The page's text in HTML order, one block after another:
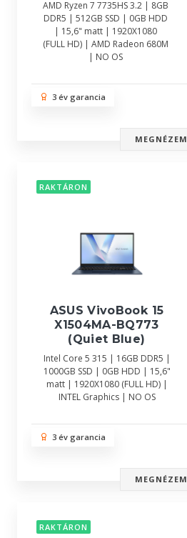
AMD Ryzen 7 7735HS 3.2 | 8GB
DDR5 | 512GB SSD | 0GB HDD
| 15,6" matt | 1920X1080
(FULL HD) | AMD Radeon 680M
| NO OS
3 év garancia
MEGNÉZEM
RAKTÁRON
ASUS VivoBook 15
X1504MA-BQ773
(Quiet Blue)
Intel Core 5 315 | 16GB DDR5 |
1000GB SSD | 0GB HDD | 15,6"
matt | 1920X1080 (FULL HD) |
INTEL Graphics | NO OS
3 év garancia
MEGNÉZEM
RAKTÁRON